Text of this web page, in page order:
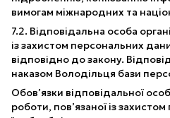
вимогам міжнародних та
7.2. Відповідальна особа
із захистом персональних
відповідно до закону.
наказом Володільця бази
Обов’язки відповідальної
роботи, пов’язаної із